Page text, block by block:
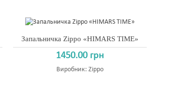
Запальничка Zippo «HIMARS TIME»
1450.00 грн
Виробник: Zippo